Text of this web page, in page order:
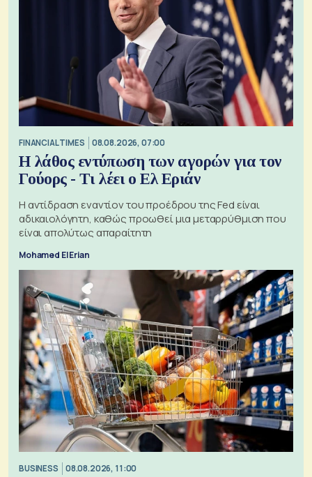
FINANCIAL TIMES 08.08.2026, 07:00
Η λάθος εντύπωση των αγορών για τον
Γούορς - Τι λέει ο Ελ Εριάν
Η αντίδραση εναντίον του προέδρου της Fed είναι
αδικαιολόγητη, καθώς προωθεί μια μεταρρύθμιση που
είναι απολύτως απαραίτητη
Mohamed El Erian
BUSINESS 08.08.2026, 11:00